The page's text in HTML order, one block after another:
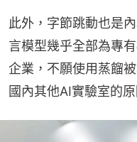
此外，字節跳動也是
言模型幾乎全部為專
企業，不願使用蒸餾
國內其他AI實驗室的原